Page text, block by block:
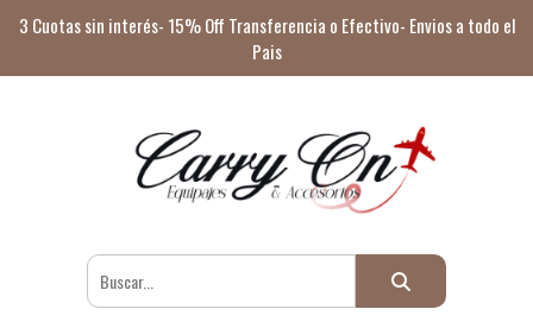
3 Cuotas sin interés- 15% Off Transferencia o Efectivo- Envios a todo el
Pais